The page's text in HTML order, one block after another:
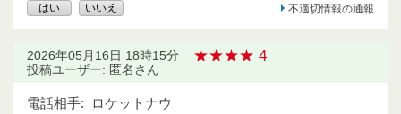
はい
いいえ 不適切情報の通報
2026年05月16日 18時15分 ★★★★ 4
投稿ユーザー: 匿名さん
電話相手:
ロケットナウ